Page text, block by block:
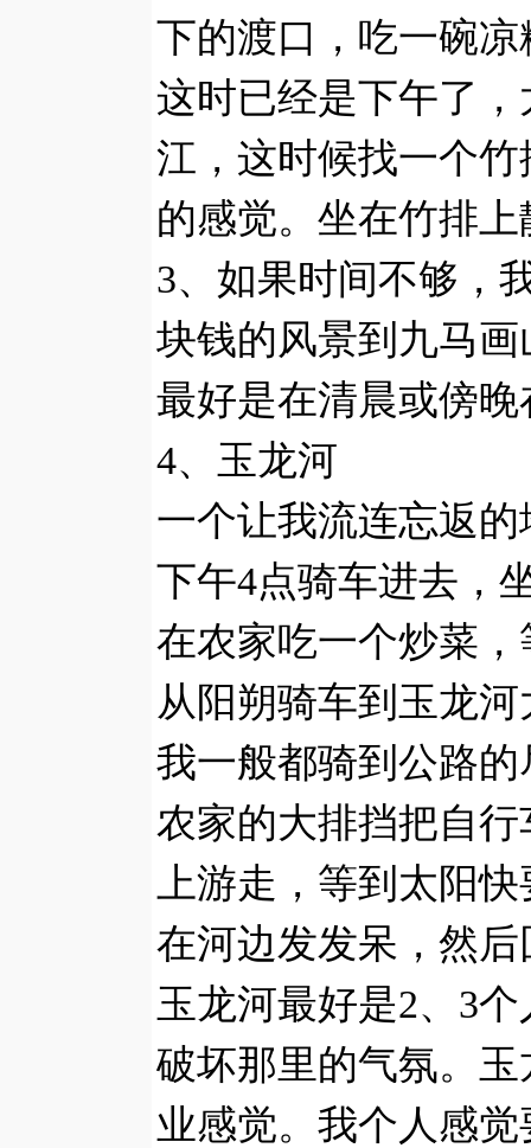
下的渡口，吃一碗
这时已经是下午了
江，这时候找一个
的感觉。坐在竹排
3、如果时间不够，
块钱的风景到九马
最好是在清晨或傍
4、玉龙河
一个让我流连忘返
下午4点骑车进去，
在农家吃一个炒菜
从阳朔骑车到玉龙
我一般都骑到公路
农家的大排挡把自
上游走，等到太阳
在河边发发呆，然后
玉龙河最好是2、3
破坏那里的气氛。
业感觉。我个人感